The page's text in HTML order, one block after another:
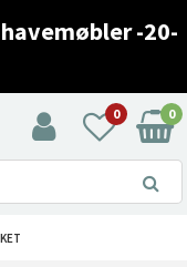
-20-
0 0